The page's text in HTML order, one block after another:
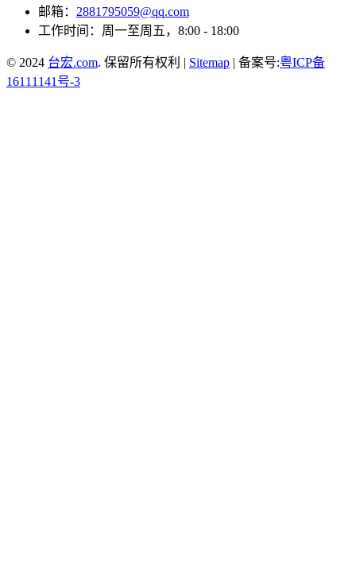
邮箱： 2881795059@qq.com
工作时间：周一至周五，8:00 - 18:00
© 2024 台宏.com. 保留所有权利 | Sitemap | 备案号:粤ICP备
16111141号-3